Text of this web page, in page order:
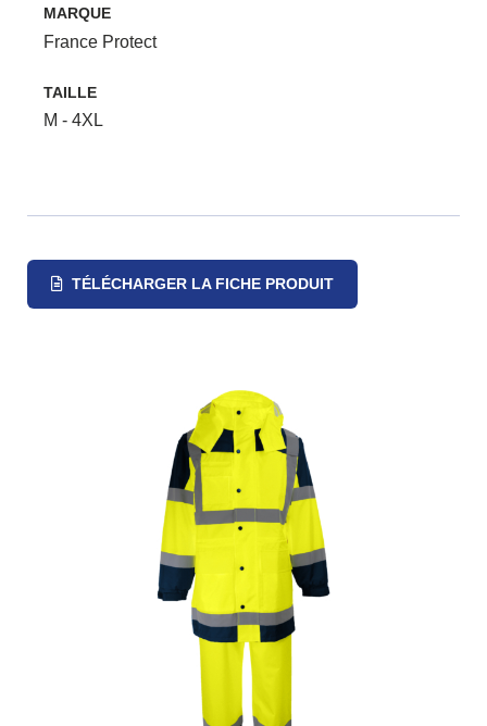
MARQUE
France Protect
TAILLE
M - 4XL
TÉLÉCHARGER LA FICHE PRODUIT